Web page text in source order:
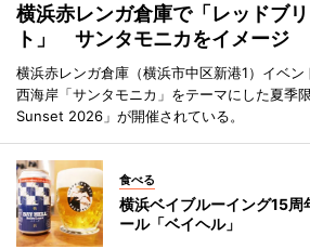
横浜赤レンガ倉庫で「レッドブ
ト」 サンタモニカをイメージ
横浜赤レンガ倉庫（横浜市中区新港1）イベン
西海岸「サンタモニカ」をテーマにした夏季
Sunset 2026」が開催されている。
食べる
横浜ベイブルーイング15
ール「ベイヘル」